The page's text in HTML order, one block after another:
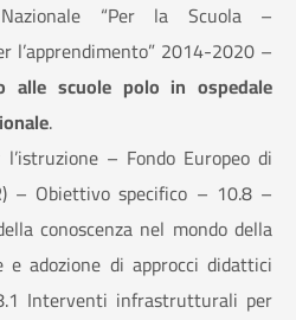
“Per la Scuola –
l’apprendimento” 2014-2020 –
alle scuole polo in ospedale
.
– Fondo Europeo di
– Obiettivo specifico – 10.8 –
conoscenza nel mondo della
adozione di approcci didattici
Interventi infrastrutturali per